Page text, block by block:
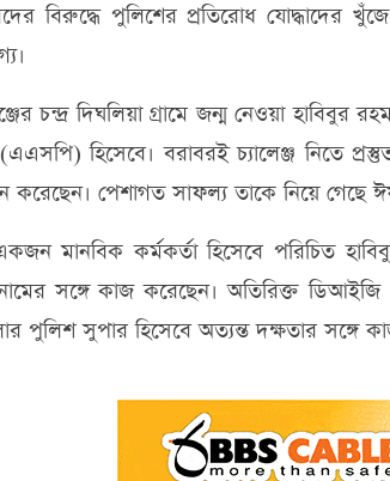
বিরুদ্ধে পুলিশের প্রতিরোধ যোদ্ধাদের
চন্দ্র দিঘলিয়া গ্রামে জন্ম নেওয়া হাবিবুর
হিসেবে। বরাবরই চ্যালেঞ্জ নিতে
করেছেন। পেশাগত সাফল্য তাকে নিয়ে গেছে
মানবিক কর্মকর্তা হিসেবে পরিচিত
সঙ্গে কাজ করেছেন। অতিরিক্ত ডিআইজি
পুলিশ সুপার হিসেবে অত্যন্ত দক্ষতার সঙ্গে